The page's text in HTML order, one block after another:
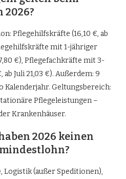
Pflegehilfskräfte (16,10 €, ab
mit 1-jähriger
€), Pflegefachkräfte mit 3-
Juli 21,03 €). Außerdem: 9
Kalenderjahr. Geltungsbereich:
Pflegeleistungen –
Krankenhäuser.
2026 keinen
Logistik (außer Speditionen),